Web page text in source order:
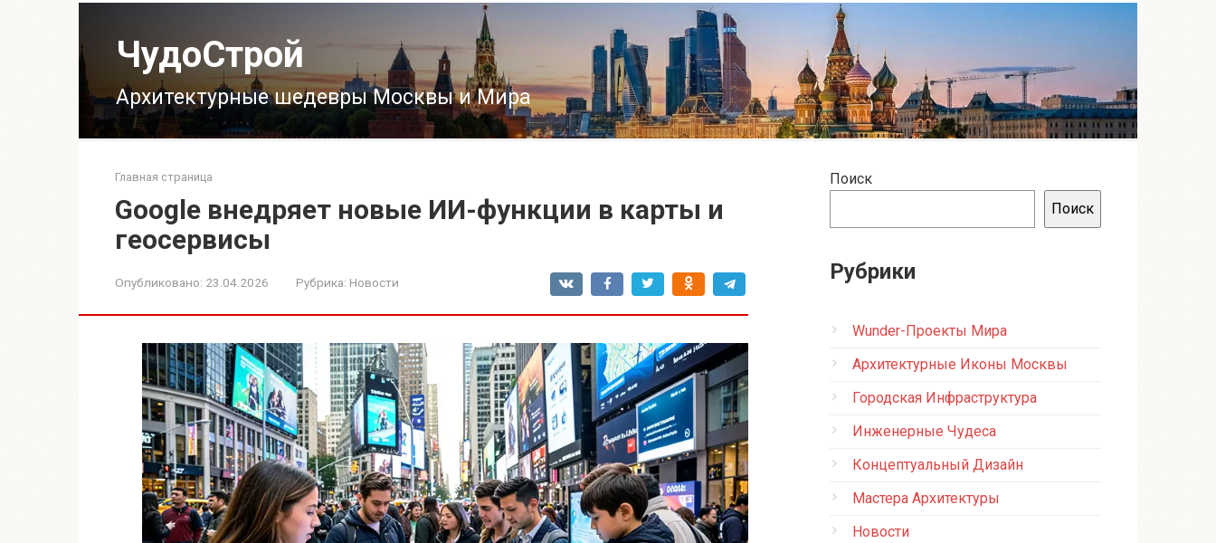
ЧудоСтрой
Архитектурные шедевры Москвы и Мира
Главная страница
Google внедряет новые ИИ-функции в карты и
геосервисы
Опубликовано: 23.04.2026 Рубрика: Новости
Поиск
Поиск
Рубрики
Wunder-Проекты Мира
Архитектурные Иконы Москвы
Городская Инфраструктура
Инженерные Чудеса
Концептуальный Дизайн
Мастера Архитектуры
Новости